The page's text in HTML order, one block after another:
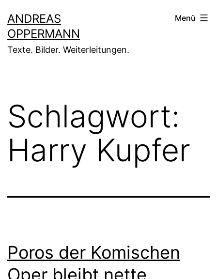
Inhalt
springen
ANDREAS
OPPERMANN
Texte. Bilder. Weiterleitungen.
Menü
Schlagwort:
Harry Kupfer
Poros der Komischen
Oper bleibt nette